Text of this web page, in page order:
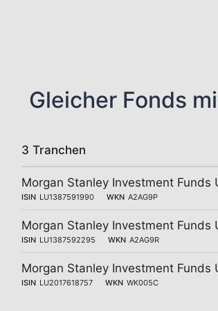
Gleicher Fonds
3 Tranchen
Morgan Stanley Investment Funds
ISIN LU1387591990 WKN A2AG9P
Morgan Stanley Investment Funds
ISIN LU1387592295 WKN A2AG9R
Morgan Stanley Investment Funds
ISIN LU2017618757 WKN WK005C